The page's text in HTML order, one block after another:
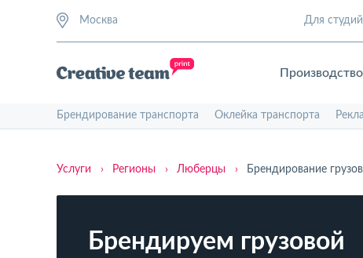
Москва Для
Производство
Брендирование транспорта Оклейка транспорта
Услуги › Регионы › Люберцы › Брендирование
Брендируем грузовой